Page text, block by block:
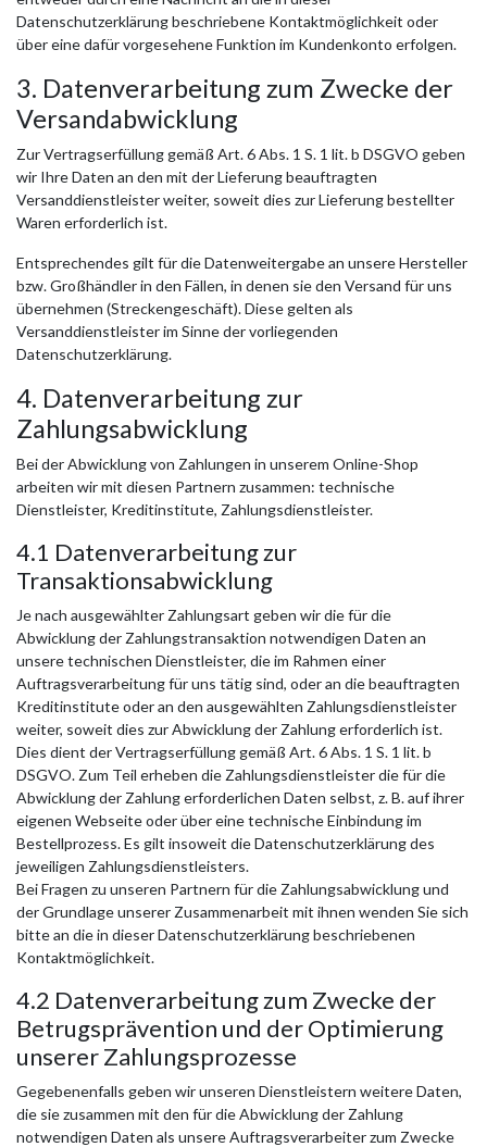
Datenschutzerklärung beschriebene Kontaktmöglichkeit oder
über eine dafür vorgesehene Funktion im Kundenkonto erfolgen.
3. Datenverarbeitung zum Zwecke der
Versandabwicklung
Zur Vertragserfüllung gemäß Art. 6 Abs. 1 S. 1 lit. b DSGVO geben
wir Ihre Daten an den mit der Lieferung beauftragten
Versanddienstleister weiter, soweit dies zur Lieferung bestellter
Waren erforderlich ist.
Entsprechendes gilt für die Datenweitergabe an unsere Hersteller
bzw. Großhändler in den Fällen, in denen sie den Versand für uns
übernehmen (Streckengeschäft). Diese gelten als
Versanddienstleister im Sinne der vorliegenden
Datenschutzerklärung.
4. Datenverarbeitung zur
Zahlungsabwicklung
Bei der Abwicklung von Zahlungen in unserem Online-Shop
arbeiten wir mit diesen Partnern zusammen: technische
Dienstleister, Kreditinstitute, Zahlungsdienstleister.
4.1 Datenverarbeitung zur
Transaktionsabwicklung
Je nach ausgewählter Zahlungsart geben wir die für die
Abwicklung der Zahlungstransaktion notwendigen Daten an
unsere technischen Dienstleister, die im Rahmen einer
Auftragsverarbeitung für uns tätig sind, oder an die beauftragten
Kreditinstitute oder an den ausgewählten Zahlungsdienstleister
weiter, soweit dies zur Abwicklung der Zahlung erforderlich ist.
Dies dient der Vertragserfüllung gemäß Art. 6 Abs. 1 S. 1 lit. b
DSGVO. Zum Teil erheben die Zahlungsdienstleister die für die
Abwicklung der Zahlung erforderlichen Daten selbst, z. B. auf ihrer
eigenen Webseite oder über eine technische Einbindung im
Bestellprozess. Es gilt insoweit die Datenschutzerklärung des
jeweiligen Zahlungsdienstleisters.
Bei Fragen zu unseren Partnern für die Zahlungsabwicklung und
der Grundlage unserer Zusammenarbeit mit ihnen wenden Sie sich
bitte an die in dieser Datenschutzerklärung beschriebenen
Kontaktmöglichkeit.
4.2 Datenverarbeitung zum Zwecke der
Betrugsprävention und der Optimierung
unserer Zahlungsprozesse
Gegebenenfalls geben wir unseren Dienstleistern weitere Daten,
die sie zusammen mit den für die Abwicklung der Zahlung
notwendigen Daten als unsere Auftragsverarbeiter zum Zwecke